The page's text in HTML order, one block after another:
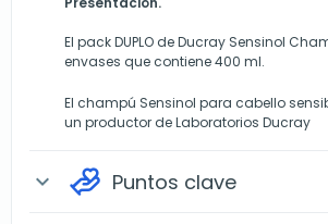
El pack DUPLO de Ducray Sensinol
envases que contiene 400 ml.
El champú Sensinol para cabello
un productor de Laboratorios Ducray
expand_more Puntos clave